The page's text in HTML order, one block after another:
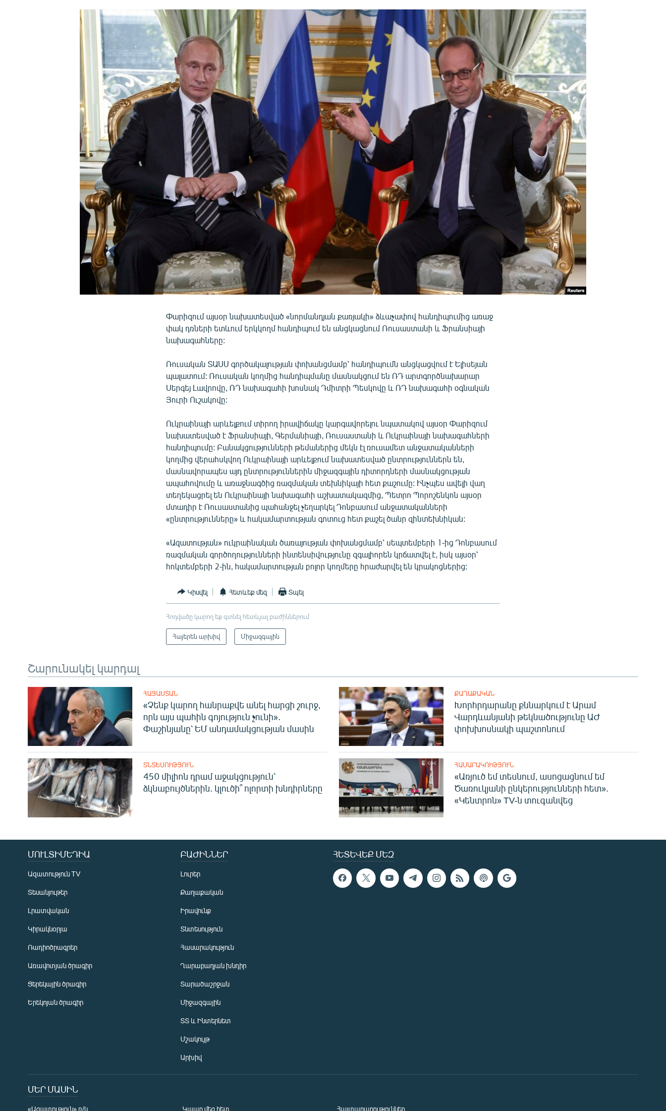
ՁԳՏԵԼՈՎ ԼԱՎԱԳՈՒՅՆԻՆ
Փարիզում այսօր նախատեսված «նորմանդյան քառյակի» ձևաչափով հանդիպումից առաջ
փակ դռների ետևում երկկողմ հանդիպում են անցկացնում Ռուսաստանի և Ֆրանսիայի
նախագահները:
Ռուսական ՏԱՍՍ գործակալության փոխանցմամբ՝ հանդիպումն անցկացվում է Ելիսեյան
պալատում: Ռուսական կողմից հանդիպմանը մասնակցում են ՌԴ արտգործնախարար
Սերգեյ Լավրովը, ՌԴ նախագահի խոսնակ Դմիտրի Պեսկովը և ՌԴ նախագահի օգնական
Յուրի Ուշակովը:
Ուկրաինայի արևելքում տիրող իրավիճակը կարգավորելու նպատակով այսօր Փարիզում
նախատեսված է Ֆրանսիայի, Գերմանիայի, Ռուսաստանի և Ուկրաինայի նախագահների
հանդիպումը: Բանակցությունների թեմաներից մեկն էլ ռուսամետ անջատականների
կողմից վերահսկվող Ուկրաինայի արևելքում նախատեսված ընտրություններն են,
մասնավորապես այդ ընտրություններին միջազգային դիտորդների մասնակցության
ապահովումը և առաջնագծից ռազմական տեխնիկայի հետ քաշումը: Ինչպես ավելի վաղ
տեղեկացրել են Ուկրաինայի նախագահի աշխատակազմից, Պետրո Պորոշենկոն այսօր
մտադիր է Ռուսաստանից պահանջել չեղարկել Դոնբասում անջատականների
«ընտրությունները» և հակամարտության գոտուց հետ քաշել ծանր զինտեխնիկան:
«Ազատության» ուկրաինական ծառայության փոխանցմամբ՝ սեպտեմբերի 1-ից Դոնբասում
ռազմական գործողությունների ինտենսիվությունը զգալիորեն կրճատվել է, իսկ այսօր՝
հոկտեմբերի 2-ին, հակամարտության բոլոր կողմերը հրաժարվել են կրակոցներից:
Կիսվել Հետևեք մեզ Տպել
Հոդվածը կարող եք գտնել հետևյալ բաժիններում
Հայերեն արխիվ Միջազգային
Շարունակել կարդալ
ՀԱՅԱՍՏԱՆ
«Չենք կարող հանրաքվե անել հարցի շուրջ,
որն այս պահին գոյություն չունի»․
Փաշինյանը՝ ԵՄ անդամակցության մասին
ՔԱՂԱՔԱԿԱՆ
Խորհրդարանը քննարկում է Արամ
Վարդևանյանի թեկնածությունը ԱԺ
փոխխոսնակի պաշտոնում
ՏՆՏԵՍՈՒԹՅՈՒՆ
450 միլիոն դրամ աջակցություն՝
ձկնաբույծներին. կլուծի՞ ոլորտի խնդիրները
ՀԱՍԱՐԱԿՈՒԹՅՈՒՆ
«Առյուծ եմ տեսնում, ասոցացնում եմ
Ծառուկյանի ընկերությունների հետ».
«Կենտրոն» TV-ն տուգանվեց
ՀԵՏԵՎԵՔ ՄԵԶ
ՄՈՒԼՏԻՄԵԴԻԱ
Ազատություն TV
Տեսանյութեր
Լրատվական
Կիրակնօրյա
Ռադիոծրագրեր
Առավոտյան ծրագիր
Ցերեկային ծրագիր
Երեկոյան ծրագիր
ԲԱԺԻՆՆԵՐ
Լուրեր
Քաղաքական
Իրավունք
Տնտեսություն
Հասարակություն
Ղարաբաղյան խնդիր
Տարածաշրջան
Միջազգային
ՏՏ և Ինտերնետ
Մշակույթ
Արխիվ
ՄԵՐ ՄԱՍԻՆ
«Ազատություն» ռ/կ Կապը մեզ հետ Հայտարարություններ